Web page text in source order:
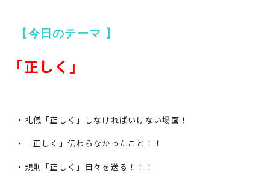
【今日のテーマ 】
｢正しく｣
・礼儀「正しく」しなければいけない場面！
・「正しく」伝わらなかったこと！！
・規則「正しく」日々を送る！！！